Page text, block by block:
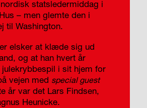
statsledermiddag i
– men glemte den i
til Washington.
elsker at klæde sig ud
og at han hvert år
i sit hjem for
vejen med special guest
år var det Lars Findsen,
Heunicke.